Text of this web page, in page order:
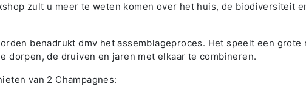
zult u meer te weten komen over het huis, de biodiversiteit
benadrukt dmv het assemblageproces. Het speelt een grote
dorpen, de druiven en jaren met elkaar te combineren.
van 2 Champagnes: